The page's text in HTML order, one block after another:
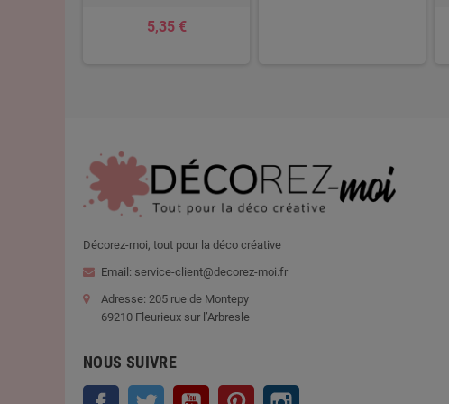
5,35 €
Décorez-moi, tout pour la déco créative
Email: service-client@decorez-moi.fr
Adresse: 205 rue de Montepy
69210 Fleurieux sur l’Arbresle
NOUS SUIVRE
Facebook Twitter YouTube Pinterest